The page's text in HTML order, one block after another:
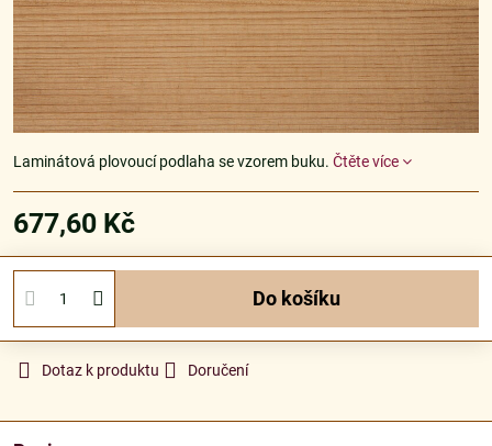
Laminátová plovoucí podlaha se vzorem buku. Čtěte více
677,60 Kč
Do košíku
Dotaz k produktu Doručení